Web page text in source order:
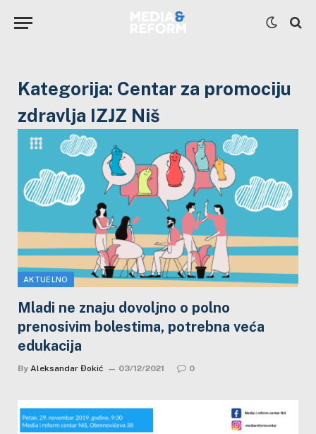
Kategorija: Centar za promociju
zdravlja IZJZ Niš
AKTUELNO
Mladi ne znaju dovoljno o polno
prenosivim bolestima, potrebna veća
edukacija
By Aleksandar Đokić 03/12/2021 0